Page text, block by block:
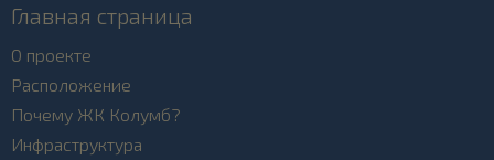
Главная страница
О проекте
Расположение
Почему ЖК Колумб?
Инфраструктура